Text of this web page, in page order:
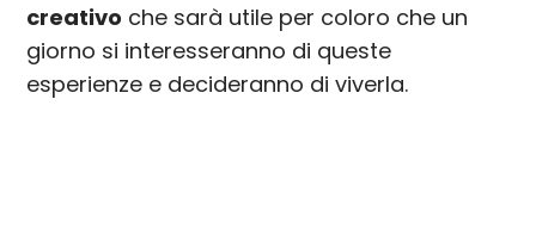
creativo che sarà utile per coloro che un
giorno si interesseranno di queste
esperienze e decideranno di viverla.